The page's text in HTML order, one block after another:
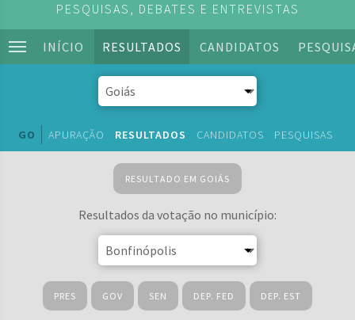
PESQUISAS, DEBATES E ENTREVISTAS
INÍCIO RESULTADOS CANDIDATOS
GO APURAÇÃO RESULTADOS CANDIDATOS PESQUISAS
RESULTADO EM GOIÁS
Resultados da votação no município:
PRES GOV SEN DEP. FED DEP. EST